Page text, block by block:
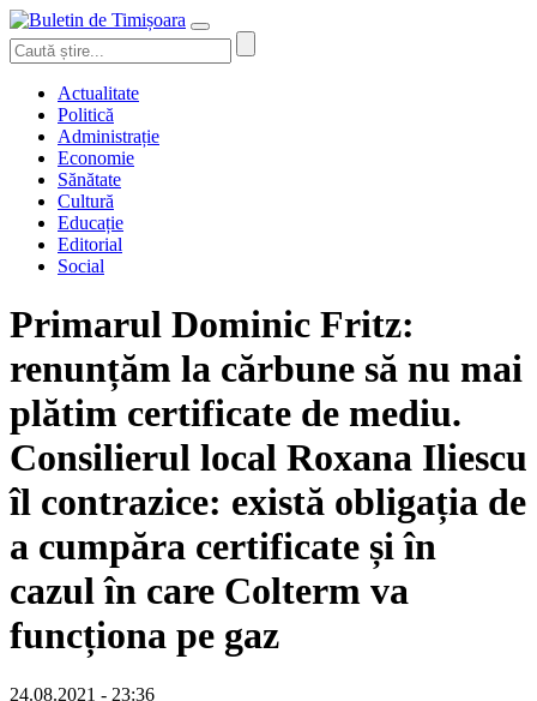
Actualitate
Politică
Administrație
Economie
Sănătate
Cultură
Educație
Editorial
Social
Primarul Dominic Fritz:
renunțăm la cărbune să nu mai
plătim certificate de mediu.
Consilierul local Roxana Iliescu
îl contrazice: există obligația de
a cumpăra certificate și în
cazul în care Colterm va
funcționa pe gaz
24.08.2021 - 23:36